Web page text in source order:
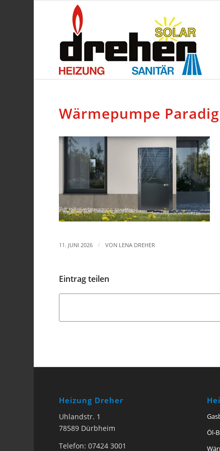
Wärmepumpe
11. JUNI 2026 / VON LENA DREHER
Eintrag teilen
Heizung Dreher
Uhlandstr. 1
78589 Dürbheim
Telefon: 07424 3001
Öl-